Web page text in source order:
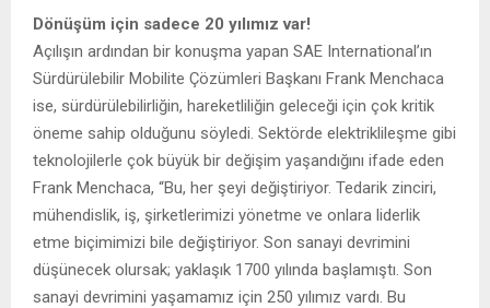
Dönüşüm için sadece 20 yılımız var!
Açılışın ardından bir konuşma yapan SAE International’ın
Sürdürülebilir Mobilite Çözümleri Başkanı Frank Menchaca
ise, sürdürülebilirliğin, hareketliliğin geleceği için çok kritik
öneme sahip olduğunu söyledi. Sektörde elektriklileşme gibi
teknolojilerle çok büyük bir değişim yaşandığını ifade eden
Frank Menchaca, “Bu, her şeyi değiştiriyor. Tedarik zinciri,
mühendislik, iş, şirketlerimizi yönetme ve onlara liderlik
etme biçimimizi bile değiştiriyor. Son sanayi devrimini
düşünecek olursak; yaklaşık 1700 yılında başlamıştı. Son
sanayi devrimini yaşamamız için 250 yılımız vardı. Bu